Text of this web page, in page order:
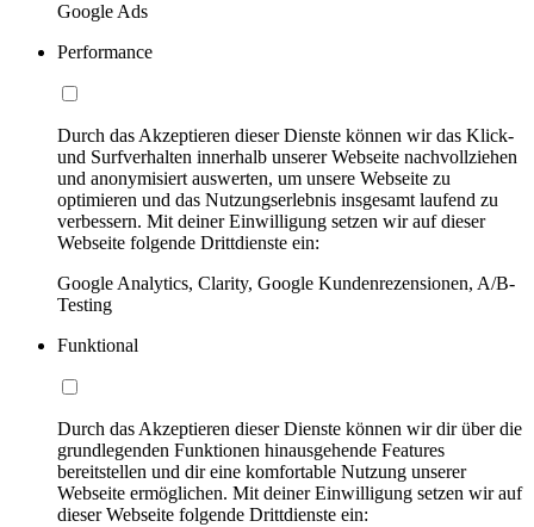
Google Ads
Performance
Durch das Akzeptieren dieser Dienste können wir das Klick-
und Surfverhalten innerhalb unserer Webseite nachvollziehen
und anonymisiert auswerten, um unsere Webseite zu
optimieren und das Nutzungserlebnis insgesamt laufend zu
verbessern. Mit deiner Einwilligung setzen wir auf dieser
Webseite folgende Drittdienste ein:
Google Analytics, Clarity, Google Kundenrezensionen, A/B-
Testing
Funktional
Durch das Akzeptieren dieser Dienste können wir dir über die
grundlegenden Funktionen hinausgehende Features
bereitstellen und dir eine komfortable Nutzung unserer
Webseite ermöglichen. Mit deiner Einwilligung setzen wir auf
dieser Webseite folgende Drittdienste ein: